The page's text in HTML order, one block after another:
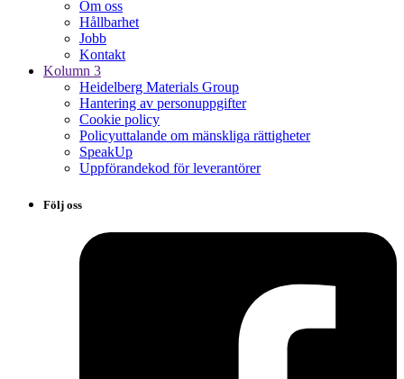
Om oss
Hållbarhet
Jobb
Kontakt
Kolumn 3
Heidelberg Materials Group
Hantering av personuppgifter
Cookie policy
Policyuttalande om mänskliga rättigheter
SpeakUp
Uppförandekod för leverantörer
Följ oss